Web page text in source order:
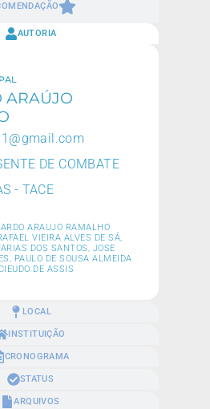
AUTORIA
LOCAL
INSTITUIÇÃO
CRONOGRAMA
STATUS
ARQUIVOS
ARAÚJO
DE COMBATE
- TACE
ARAUJO RAMALHO
VIEIRA ALVES DE SÁ,
DOS SANTOS, JOSE
PAULO DE SOUSA ALMEIDA
DE ASSIS